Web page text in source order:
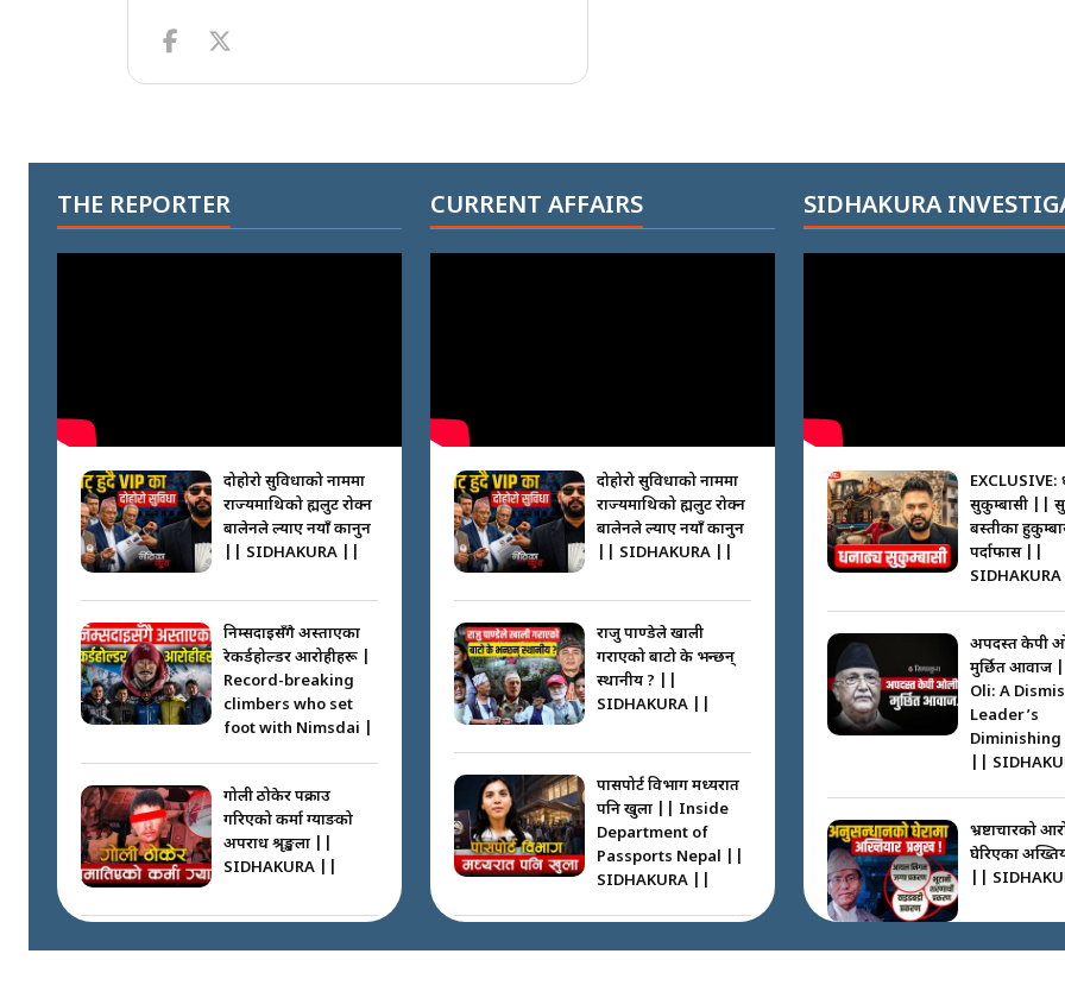
THE REPORTER
दोहोरो सुविधाको नाममा
राज्यमाथिको ब्रह्मलुट रोक्न
बालेनले ल्याए नयाँ कानुन
|| SIDHAKURA ||
निम्सदाइसँगै अस्ताएका
रेकर्डहोल्डर आरोहीहरू |
Record-breaking
climbers who set
foot with Nimsdai |
गोली ठोकेर पक्राउ
गरिएको कर्मा ग्याङको
अपराध श्रृङ्खला ||
SIDHAKURA ||
नभाँडिएको सद्भाव :
CURRENT AFFAIRS
दोहोरो सुविधाको नाममा
राज्यमाथिको ब्रह्मलुट रोक्न
बालेनले ल्याए नयाँ कानुन
|| SIDHAKURA ||
राजु पाण्डेले खाली
गराएको बाटो के भन्छन्
स्थानीय ? ||
SIDHAKURA ||
पासपोर्ट विभाग मध्यरात
पनि खुला || Inside
Department of
Passports Nepal ||
SIDHAKURA ||
कहाँ हरायो ग्यास ? ||
SIDHAKURA
EXCLUSIVE:
सुकुम्बासी ||
बस्तीका
पर्दाफास ||
SIDHAKURA
अपदस्त केपी
मुर्छित आवाज
Oli: A
Leader’s
Diminishing
||
भ्रष्टाचारको
घेरिएका
||